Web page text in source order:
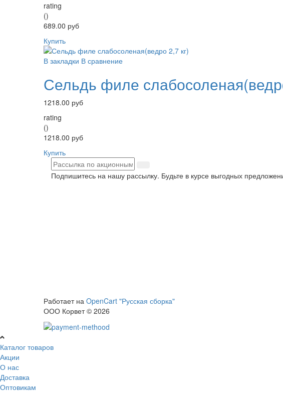
rating
()
689.00 руб
Купить
В закладки В сравнение
Сельдь филе
1218.00 руб
rating
()
1218.00 руб
Купить
Подпишитесь на нашу рассылку. Будьте в курсе выгодных
Работает на OpenCart "Русская сборка"
ООО Корвет © 2026
Каталог товаров
Акции
О нас
Доставка
Оптовикам